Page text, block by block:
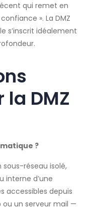
qui remet en
». La DMZ
s’inscrit idéalement
DMZ
?
sous-réseau isolé,
interne d’une
accessibles depuis
ou un serveur mail —